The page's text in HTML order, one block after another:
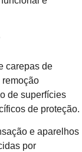
carepas de
remoção
de superfícies
de proteção.
e aparelhos
por